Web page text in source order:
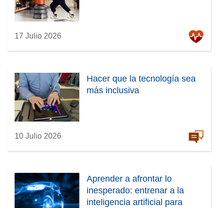
17 Julio 2026
Hacer que la tecnología sea
más inclusiva
10 Julio 2026
Aprender a afrontar lo
inesperado: entrenar a la
inteligencia artificial para